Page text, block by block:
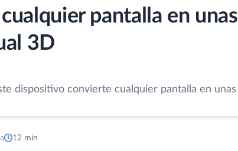
pantalla en unas
3D
12 min